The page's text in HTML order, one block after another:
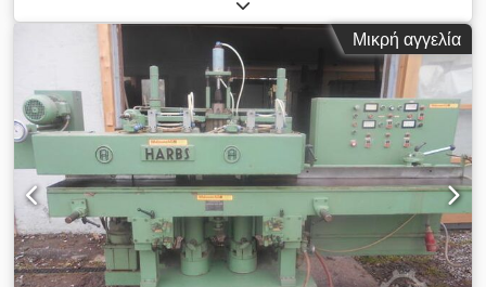
θέσης του άξονα - παροχή τροφοδοσίας 400V - Η ΤΡΟΦΗ ΔΕΝ
ΕΙΝΑΙ Ο ΘΕΜΑ ΤΗΣ ΠΡΟΣΦΟΡΑΣ Djdpfx Amjgxpiljrokr
Μικρή αγγελία